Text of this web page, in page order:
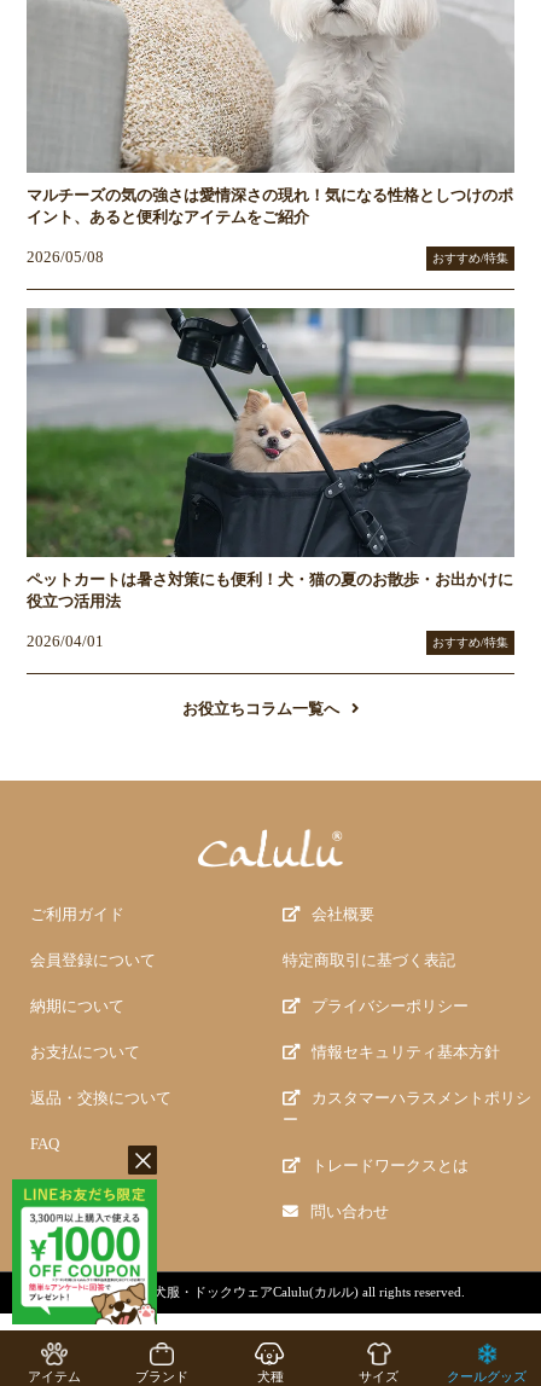
アイテム ブランド 犬種 サイズ クールグッズ
マルチーズの気の強さは愛情深さの現れ！気になる性格としつけのポ
イント、あると便利なアイテムをご紹介
2026/05/08 おすすめ/特集
ペットカートは暑さ対策にも便利！犬・猫の夏のお散歩・お出かけに
役立つ活用法
2026/04/01 おすすめ/特集
お役立ちコラム一覧へ
ご利用ガイド
会員登録について
納期について
お支払について
返品・交換について
FAQ
会社概要
特定商取引に基づく表記
プライバシーポリシー
情報セキュリティ基本方針
カスタマーハラスメントポリシ
ー
トレードワークスとは
問い合わせ
copyright (c) 犬服・ドックウェアCalulu(カルル) all rights reserved.